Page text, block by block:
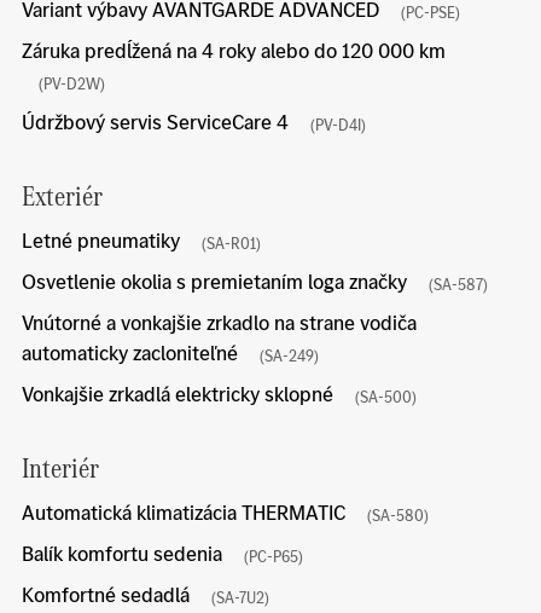
Variant výbavy AVANTGARDE ADVANCED (PC-PSE)
Záruka predĺžená na 4 roky alebo do 120 000 km
(PV-D2W)
Údržbový servis ServiceCare 4 (PV-D4I)
Exteriér
Letné pneumatiky (SA-R01)
Osvetlenie okolia s premietaním loga značky (SA-587)
Vnútorné a vonkajšie zrkadlo na strane vodiča
automaticky zacloniteľné
(SA-249)
Vonkajšie zrkadlá elektricky sklopné (SA-500)
Interiér
Automatická klimatizácia THERMATIC (SA-580)
Balík komfortu sedenia (PC-P65)
Komfortné sedadlá (SA-7U2)